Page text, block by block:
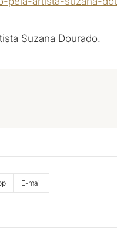
Suzana Dourado.
E-mail